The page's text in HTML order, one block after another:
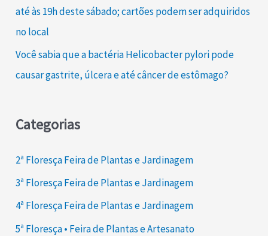
até às 19h deste sábado; cartões podem ser adquiridos
no local
Você sabia que a bactéria Helicobacter pylori pode
causar gastrite, úlcera e até câncer de estômago?
Categorias
2ª Floresça Feira de Plantas e Jardinagem
3ª Floresça Feira de Plantas e Jardinagem
4ª Floresça Feira de Plantas e Jardinagem
5ª Floresça • Feira de Plantas e Artesanato